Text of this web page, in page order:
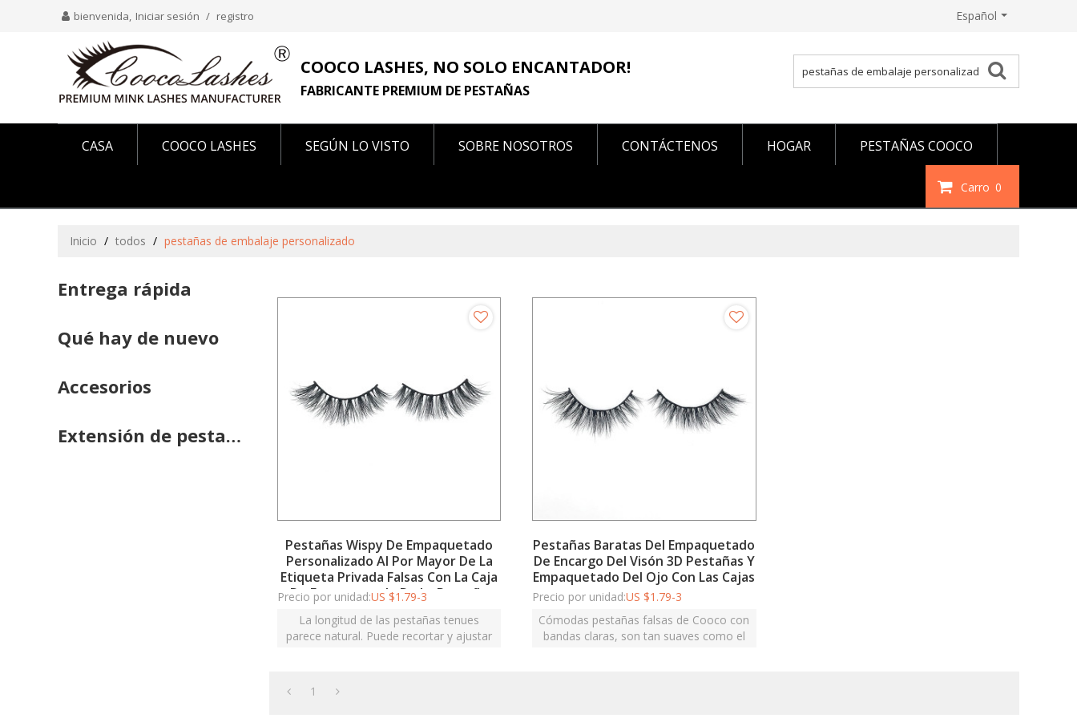
bienvenida, Iniciar sesión / registro Español
COOCO LASHES, NO SOLO ENCANTADOR!
FABRICANTE PREMIUM DE PESTAÑAS
CASA COOCO LASHES SEGÚN LO VISTO SOBRE NOSOTROS CONTÁCTENOS HOGAR PESTAÑAS COOCO
Carro 0
Inicio / todos / pestañas de embalaje personalizado
Entrega rápida
Qué hay de nuevo
Accesorios
Extensión de pestañas
Pestañas Wispy De Empaquetado
Personalizado Al Por Mayor De La
Etiqueta Privada Falsas Con La Caja
De Empaquetado De La Pestaña
Precio por unidad:US $1.79-3
La longitud de las pestañas tenues
parece natural. Puede recortar y ajustar
Pestañas Baratas Del Empaquetado
De Encargo Del Visón 3D Pestañas Y
Empaquetado Del Ojo Con Las Cajas
Precio por unidad:US $1.79-3
Cómodas pestañas falsas de Cooco con
bandas claras, son tan suaves como el
1